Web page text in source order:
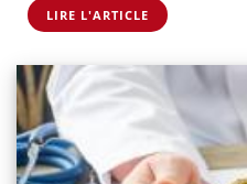
LIRE L'ARTICLE